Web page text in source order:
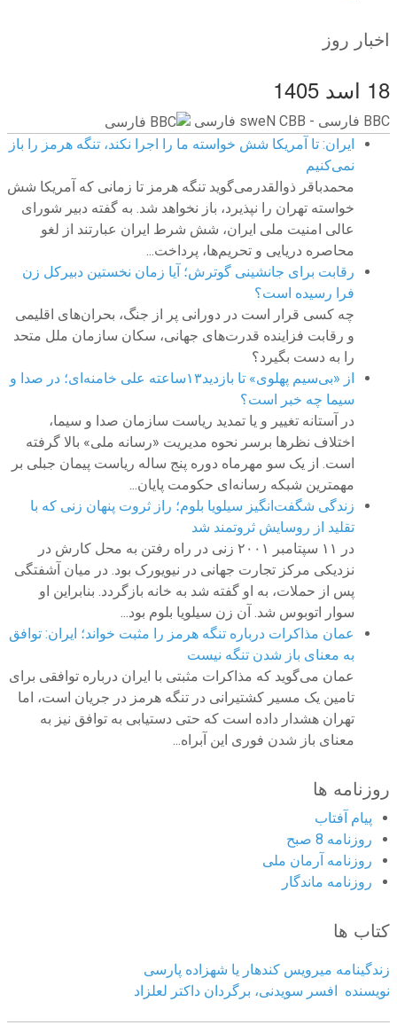
اخبار روز
18 اسد 1405
BBC ‮فارسی - BBC News فارسی
ایران: تا آمریکا شش خواسته ما را اجرا نکند، تنگه هرمز را باز
نمی‌کنیم
محمدباقر ذوالقدرمی‌گوید تنگه هرمز تا زمانی که آمریکا شش
خواسته تهران را نپذیرد، باز نخواهد شد. به گفته دبیر شورای
عالی امنیت ملی ایران، شش شرط ایران عبارتند از لغو
محاصره دریایی و تحریم‌ها، پرداخت...
رقابت برای جانشینی گوترش؛ آیا زمان نخستین دبیرکل زن
فرا رسیده است؟
چه کسی قرار است در دورانی پر از جنگ، بحران‌های اقلیمی
و رقابت فزاینده قدرت‌های جهانی، سکان سازمان ملل متحد
را به دست بگیرد؟
از «بی‌سیم پهلوی» تا بازدید۱۳ساعته علی خامنه‌ای؛ در صدا و
سیما چه خبر است؟
در آستانه تغییر و یا تمدید ریاست سازمان صدا و سیما،
اختلاف نظرها برسر نحوه مدیریت «رسانه ملی» بالا گرفته
است. از یک سو مهرماه دوره پنج ساله ریاست پیمان جبلی بر
مهمترین شبکه رسانه‌ای حکومت پایان...
زندگی شگفت‌انگیز سیلویا بلوم؛ راز ثروت پنهان زنی که با
تقلید از روسایش ثروتمند شد
در ۱۱ سپتامبر ۲۰۰۱ زنی در راه رفتن به محل کارش در
نزدیکی مرکز تجارت جهانی در نیویورک بود. در میان آشفتگی
پس از حملات، به او گفته شد به خانه بازگردد. بنابراین او
سوار اتوبوس شد. آن زن سیلویا بلوم بود...
عمان مذاکرات درباره تنگه هرمز را مثبت خواند؛ ایران: توافق
به معنای باز شدن تنگه نیست
عمان می‌گوید که مذاکرات مثبتی با ایران درباره توافقی برای
تامین یک مسیر کشتیرانی در تنگه هرمز در جریان است، اما
تهران هشدار داده است که حتی دستیابی به توافق نیز به
معنای باز شدن فوری این آبراه...
روزنامه ها
پیام آفتاب
روزنامه 8 صبح
روزنامه آرمان ملى
روزنامه ماندگار
کتاب ها
زندگینامه میرویس کندهار یا شهزاده پارسی
نویسنده افسر سویدنی، برگردان داکتر لعلزاد